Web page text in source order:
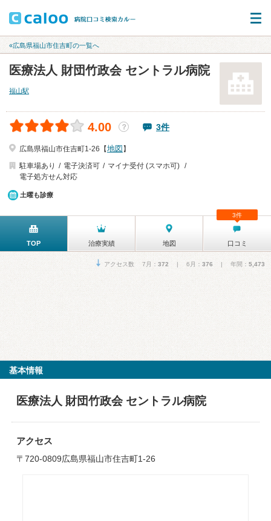
«広島県福山市住吉町の一覧へ
医療法人 財団竹政会 セントラル病院
福山駅
4.00 ？ 3件
広島県福山市住吉町1-26【地図 】
駐車場あり
電子決済可
マイナ受付 (スマホ可)
電子処方せん対応
土曜も診療
TOP 治療実績 地図 口コミ
3件
アクセス数 7月： 372 | 6月： 376 | 年間： 5,473
基本情報
医療法人 財団竹政会 セントラル病院
アクセス
〒720-0809広島県福山市住吉町1-26